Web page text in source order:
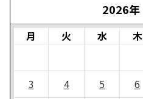
2026年
月 火 水 木
3
4 5 6